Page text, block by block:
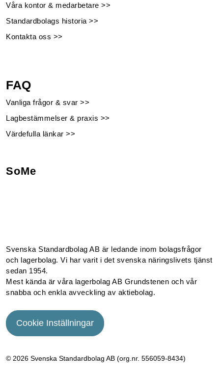
Våra kontor & medarbetare >>
Standardbolags historia >>
Kontakta oss >>
FAQ
Vanliga frågor & svar >>
Lagbestämmelser & praxis >>
Värdefulla länkar >>
SoMe
Svenska Standardbolag AB är ledande inom bolagsfrågor
och lagerbolag. Vi har varit i det svenska näringslivets tjänst
sedan 1954.
Mest kända är våra lagerbolag AB Grundstenen och vår
snabba och enkla avveckling av aktiebolag.
Cookie Inställningar
© 2026 Svenska Standardbolag AB (org.nr. 556059­-8434)